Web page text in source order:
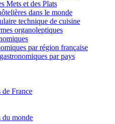
Mets et des Plats
dans le monde
technique de cuisine
organoleptiques
par région française
par pays
de France
du monde